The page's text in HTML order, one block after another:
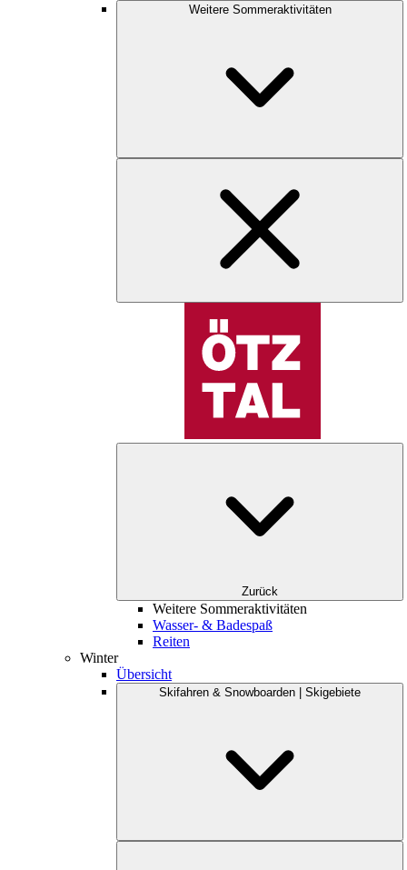
Weitere Sommeraktivitäten
Zurück
Weitere Sommeraktivitäten
Wasser- & Badespaß
Reiten
Winter
Übersicht
Skifahren & Snowboarden | Skigebiete